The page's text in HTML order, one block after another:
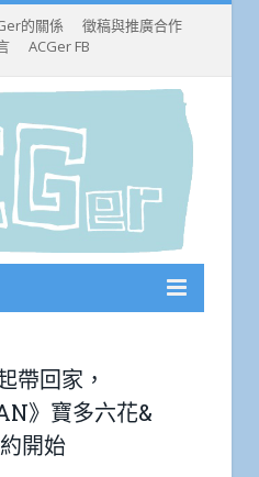
的關係
徵稿與推廣合作
ACGer FB
帶回家，
》寶多六花&
開始